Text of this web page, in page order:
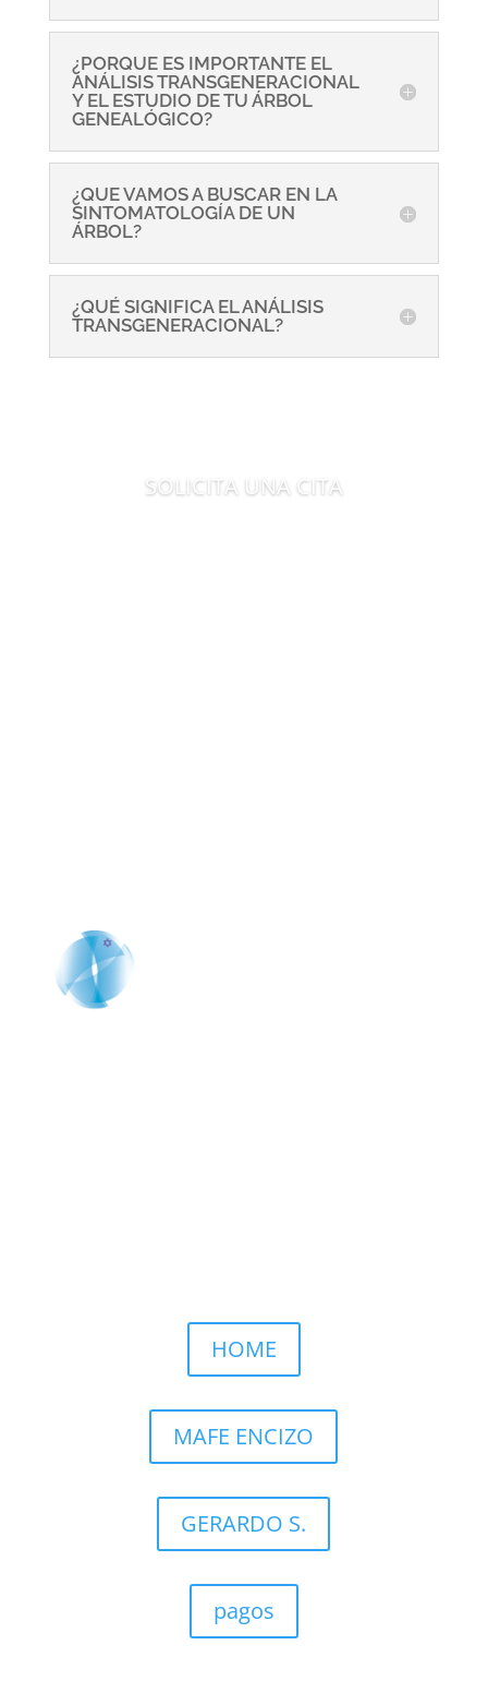
¿PORQUE ES IMPORTANTE EL
ANÁLISIS TRANSGENERACIONAL
Y EL ESTUDIO DE TU ÁRBOL
GENEALÓGICO?
¿QUE VAMOS A BUSCAR EN LA
SINTOMATOLOGÍA DE UN
ÁRBOL?
¿QUÉ SIGNIFICA EL ANÁLISIS
TRANSGENERACIONAL?
SOLICITA UNA CITA
HOME
MAFE ENCIZO
GERARDO S.
pagos